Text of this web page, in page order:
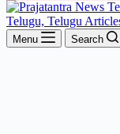
Menu Search